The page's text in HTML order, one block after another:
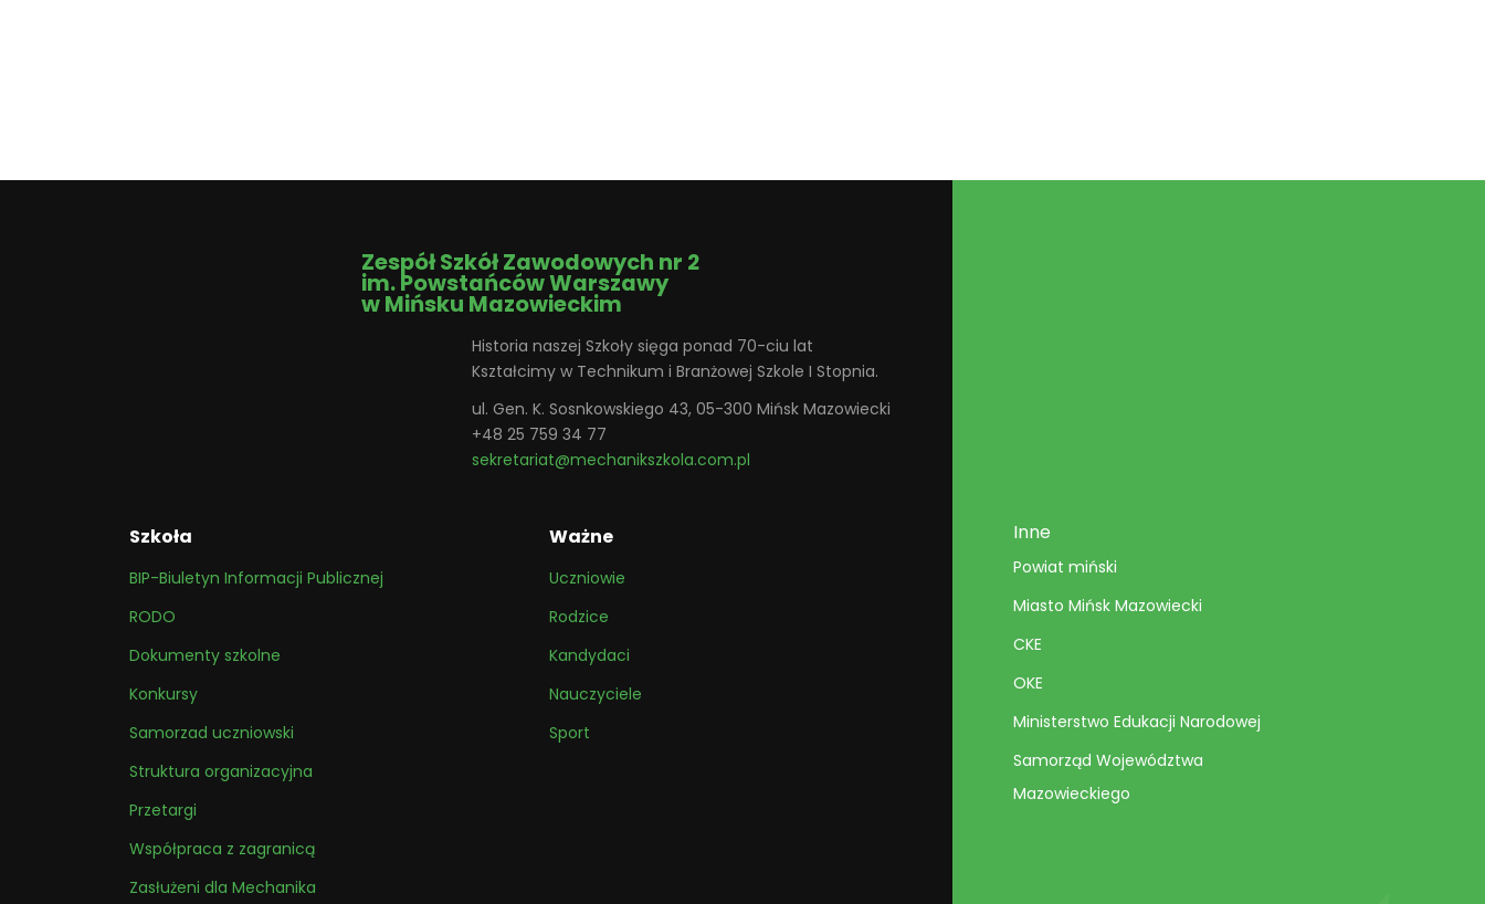
Zespół Szkół Zawodowych nr 2
im. Powstańców Warszawy
w Mińsku Mazowieckim
Historia naszej Szkoły sięga ponad 70-ciu lat
Kształcimy w Technikum i Branżowej Szkole I Stopnia.
ul. Gen. K. Sosnkowskiego 43, 05-300 Mińsk Mazowiecki
+48 25 759 34 77
sekretariat@mechanikszkola.com.pl
Szkoła
BIP-Biuletyn Informacji Publicznej
RODO
Dokumenty szkolne
Konkursy
Samorzad uczniowski
Struktura organizacyjna
Przetargi
Współpraca z zagranicą
Zasłużeni dla Mechanika
Ważne
Uczniowie
Rodzice
Kandydaci
Nauczyciele
Sport
Inne
Powiat miński
Miasto Mińsk Mazowiecki
CKE
OKE
Ministerstwo Edukacji Narodowej
Samorząd Województwa
Mazowieckiego